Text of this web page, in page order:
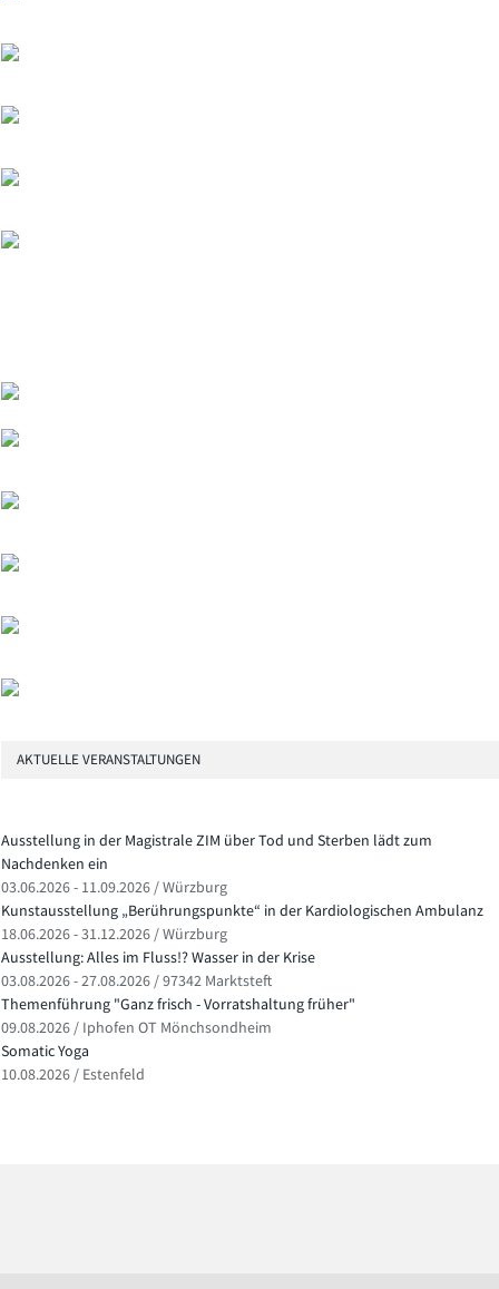
AKTUELLE VERANSTALTUNGEN
Ausstellung in der Magistrale ZIM über Tod und Sterben lädt zum
Nachdenken ein
03.06.2026 - 11.09.2026 / Würzburg
Kunstausstellung „Berührungspunkte“ in der Kardiologischen Ambulanz
18.06.2026 - 31.12.2026 / Würzburg
Ausstellung: Alles im Fluss!? Wasser in der Krise
03.08.2026 - 27.08.2026 / 97342 Marktsteft
Themenführung "Ganz frisch - Vorratshaltung früher"
09.08.2026 / Iphofen OT Mönchsondheim
Somatic Yoga
10.08.2026 / Estenfeld